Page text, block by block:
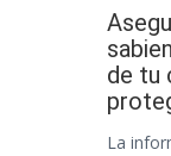
de tu
La